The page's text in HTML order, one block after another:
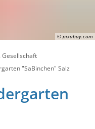
© pixabay.com
Gesellschaft
"SaBinchen" Salz